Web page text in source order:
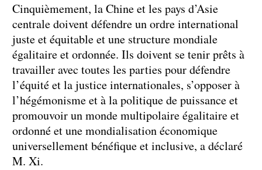
Cinquièmement, la Chine et les pays d’Asie
centrale doivent défendre un ordre international
juste et équitable et une structure mondiale
égalitaire et ordonnée. Ils doivent se tenir prêts à
travailler avec toutes les parties pour défendre
l’équité et la justice internationales, s’opposer à
l’hégémonisme et à la politique de puissance et
promouvoir un monde multipolaire égalitaire et
ordonné et une mondialisation économique
universellement bénéfique et inclusive, a déclaré
M. Xi.